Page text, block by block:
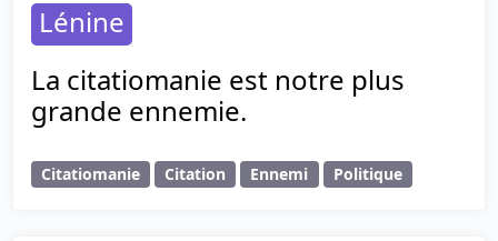
Lénine
La citatiomanie est notre plus
grande ennemie.
Citatiomanie Citation Ennemi Politique